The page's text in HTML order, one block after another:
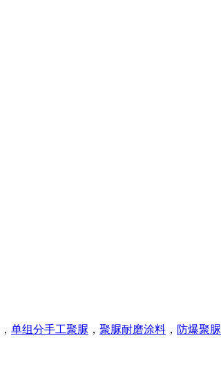
， 单组分手工聚脲 ， 聚脲耐磨涂料 ， 防爆聚脲